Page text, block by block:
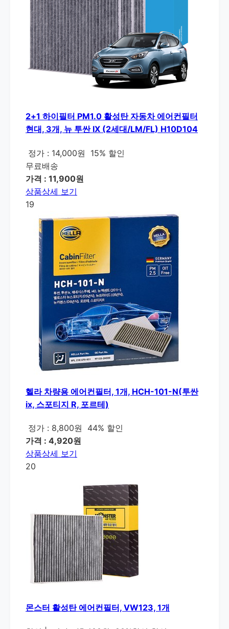
2+1 하이필터 PM1.0 활성탄 자동차 에어컨필터
현대, 3개, 뉴 투싼 IX (2세대/LM/FL) H10D104
정가 : 14,000원
15% 할인
무료배송
가격 : 11,900원
상품상세 보기
19
헬라 차량용 에어컨필터, 1개, HCH-101-N(투싼
ix, 스포티지 R, 포르테)
정가 : 8,800원
44% 할인
가격 : 4,920원
상품상세 보기
20
몬스터 활성탄 에어컨필터, VW123, 1개